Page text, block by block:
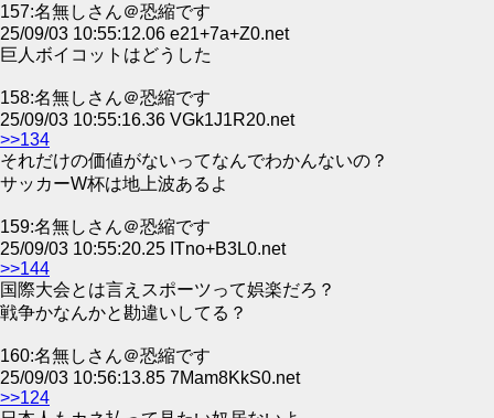
157:名無しさん＠恐縮です
25/09/03 10:55:12.06 e21+7a+Z0.net
巨人ボイコットはどうした
158:名無しさん＠恐縮です
25/09/03 10:55:16.36 VGk1J1R20.net
>>134
それだけの価値がないってなんでわかんないの？
サッカーW杯は地上波あるよ
159:名無しさん＠恐縮です
25/09/03 10:55:20.25 ITno+B3L0.net
>>144
国際大会とは言えスポーツって娯楽だろ？
戦争かなんかと勘違いしてる？
160:名無しさん＠恐縮です
25/09/03 10:56:13.85 7Mam8KkS0.net
>>124